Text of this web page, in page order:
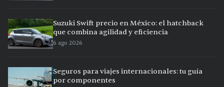
Suzuki Swift precio en México: el hatchback
que combina agilidad y eficiencia
6 ago 2026
Seguros para viajes internacionales: tu guía
por componentes